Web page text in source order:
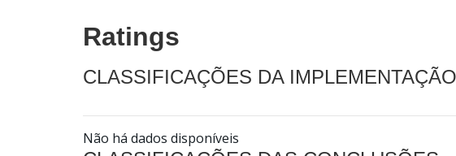
Ratings
CLASSIFICAÇÕES DA IMPLEMENTAÇÃO
Não há dados disponíveis